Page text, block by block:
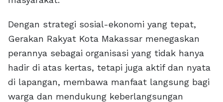
Dengan strategi sosial-ekonomi yang tepat,
Gerakan Rakyat Kota Makassar menegaskan
perannya sebagai organisasi yang tidak hanya
hadir di atas kertas, tetapi juga aktif dan nyata
di lapangan, membawa manfaat langsung bagi
warga dan mendukung keberlangsungan